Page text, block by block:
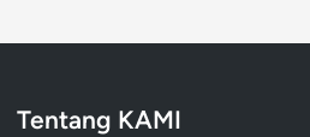
Tentang KAMI